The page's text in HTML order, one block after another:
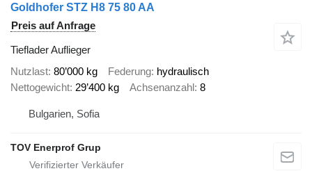
Goldhofer STZ H8 75 80 AA
Preis auf Anfrage
Tieflader Auflieger
Nutzlast 80’000 kg Federung hydraulisch
Nettogewicht 29’400 kg Achsenanzahl 8
Bulgarien, Sofia
TOV Enerprof Grup